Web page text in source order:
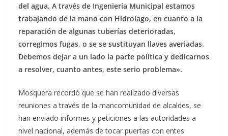
del agua. A través de Ingeniería Municipal estamos
trabajando de la mano con Hidrolago, en cuanto a la
reparación de algunas tuberías deterioradas,
corregimos fugas, o se se sustituyan llaves averiadas.
Debemos dejar a un lado la parte política y dedicarnos
a resolver, cuanto antes, este serio problema».
Mosquera recordó que se han realizado diversas
reuniones a través de la mancomunidad de alcaldes, se
han enviado informes y peticiones a las autoridades a
nivel nacional, además de tocar puertas con entes